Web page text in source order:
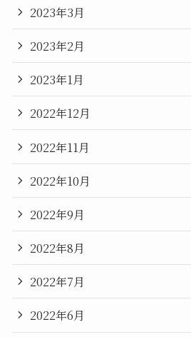
2023年3月
2023年2月
2023年1月
2022年12月
2022年11月
2022年10月
2022年9月
2022年8月
2022年7月
2022年6月